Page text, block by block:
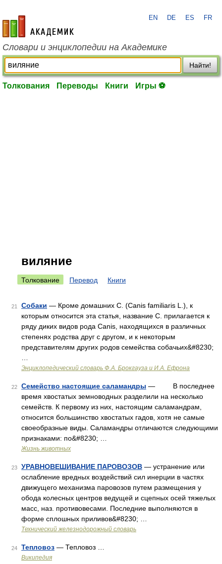
academic.ru
EN DE ES FR
Словари и энциклопедии на Академике
Найти!
Толкования Переводы Книги Игры ⚽
виляние
Толкование Перевод Книги
21 Собаки — Кроме домашних С. (Canis familiaris L.), к
которым относится эта статья, название С. прилагается к
ряду диких видов рода Canis, находящихся в различных
степенях родства друг с другом, и к некоторым
представителям других родов семейства собачьих&#8230;
Энциклопедический словарь Ф.А. Брокгауза и И.А. Ефрона
22 Семейство настоящие саламандры — В последнее
время хвостатых земноводных разделили на несколько
семейств. К первому из них, настоящим саламандрам,
относится большинство хвостатых гадов, хотя не самые
своеобразные виды. Саламандры отличаются следующими
признаками: по&#8230; …
Жизнь животных
23 УРАВНОВЕШИВАНИЕ ПАРОВОЗОВ — устранение или
ослабление вредных воздействий сил инерции в частях
движущего механизма паровозов путем размещения у
обода колесных центров ведущей и сцепных осей тяжелых
масс, наз. противовесами. Последние выполняются в
форме сплошных приливов&#8230; …
Технический железнодорожный словарь
24 Тепловоз — Тепловоз …
Википедия